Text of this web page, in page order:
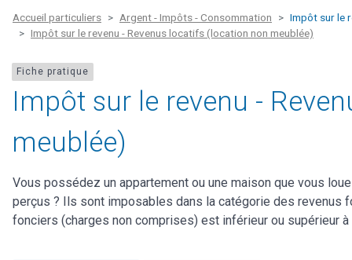
Accueil particuliers Argent - Impôts - Consommation
Impôt sur le
Impôt sur le revenu - Revenus locatifs (location non meublée)
Fiche pratique
Impôt sur le revenu -
meublée)
Vous possédez un appartement ou une maison que vous
perçus ? Ils sont imposables dans la catégorie des revenus
fonciers (charges non comprises) est inférieur ou supérieur à